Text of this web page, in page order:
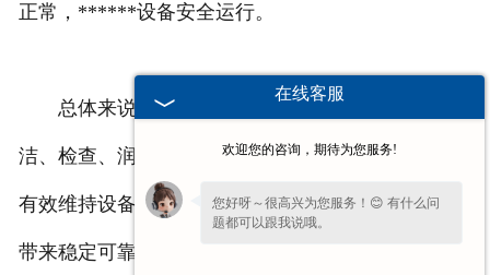
正常，******设备安全运行。
总体来说，谷物专用筛的日常维护保养通过清
洁、检查、润滑和电气系统检查这些关键步骤，就能
有效维持设备性能，操作并不复杂，却能为粮食加工
带来稳定可靠的****** 。
在线客服
欢迎您的咨询，期待为您服务!
您好呀～很高兴为您服务！😊 有什么问
题都可以跟我说哦。